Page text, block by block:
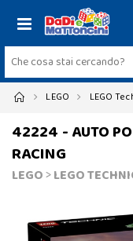
LEGO LEGO
42224 - AUTO
RACING
LEGO>LEGO